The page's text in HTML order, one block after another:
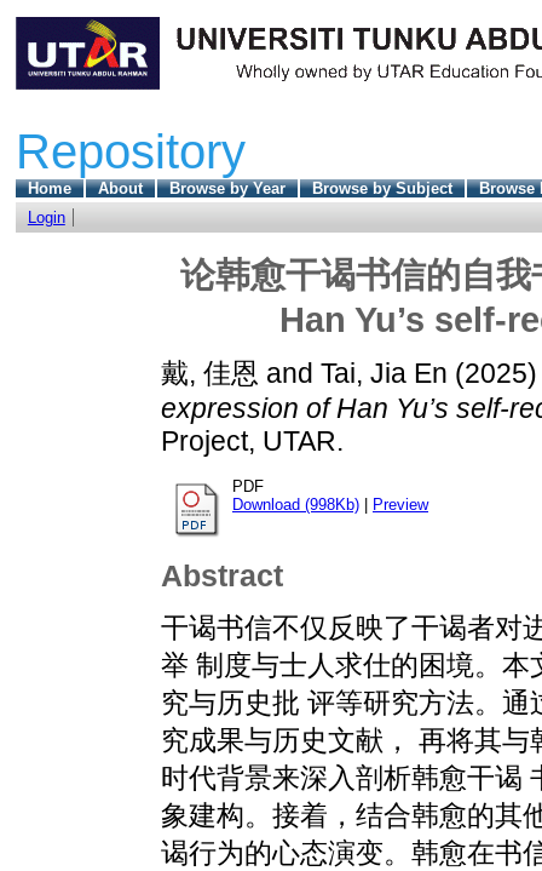
Repository
Home About Browse by Year Browse by Subject
Browse
Login
论韩愈干谒书信的自
Han Yu’s self-
戴, 佳恩 and Tai, Jia En
expression of Han Yu’s self-
Project, UTAR.
PDF
Download (998Kb)
Preview
Abstract
干谒书信不仅反映了干谒者对
举 制度与士人求仕的困境。
究与历史批 评等研究方法。
究成果与历史文献， 再将其
时代背景来深入剖析韩愈干谒
象建构。接着，结合韩愈的其
谒行为的心态演变。韩愈在书